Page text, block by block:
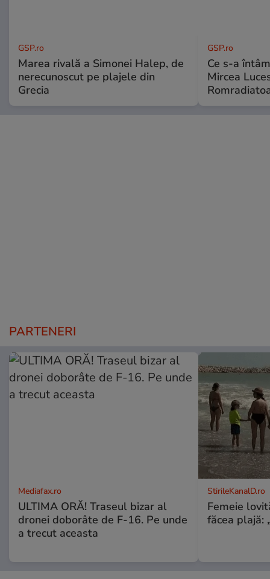
GSP.ro
Marea rivală a Simonei Halep, de
nerecunoscut pe plajele din
Grecia
GSP.ro
Ce s-a
Mircea
PARTENERI
Mediafax.ro
ULTIMA ORĂ! Traseul bizar al
dronei doborâte de F-16. Pe unde
a trecut aceasta
StirileKanalD.ro
Femeie
făcea plajă: